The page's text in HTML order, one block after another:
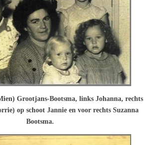
Grootjans-Bootsma, links Johanna, rechts
op schoot Jannie en voor rechts Suzanna
Bootsma.